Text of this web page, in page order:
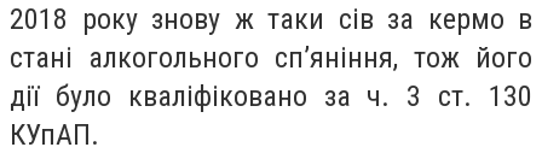
2018 року знову ж таки сів за кермо в
стані алкогольного сп’яніння, тож його
дії було кваліфіковано за ч. 3 ст. 130
КУпАП.